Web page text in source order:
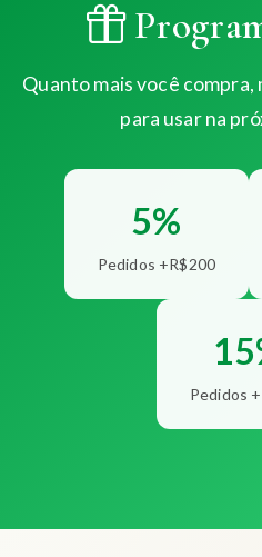
Quanto mais você compra,
para usar na
5%
Pedidos +R$200
Pedidos